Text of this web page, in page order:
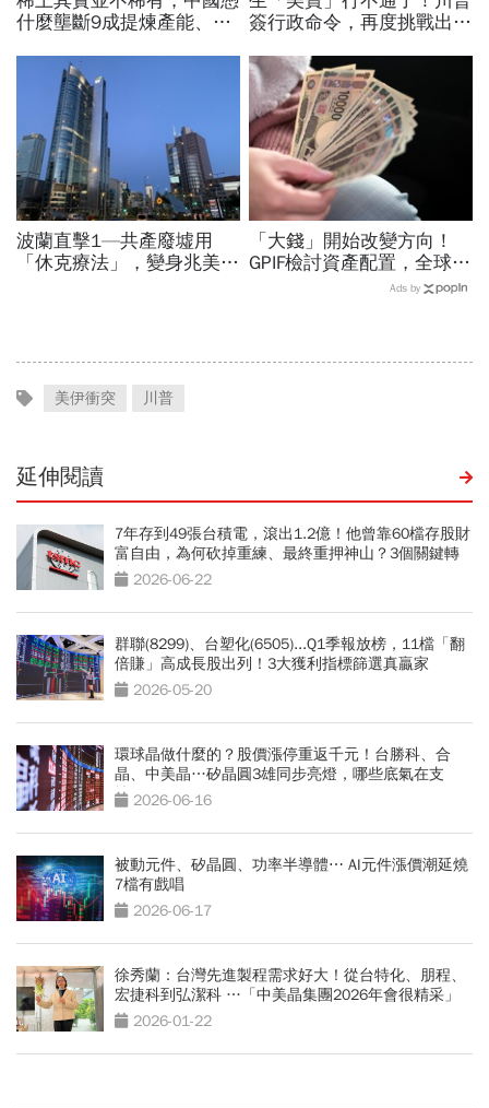
什麼壟斷9成提煉產能、掐
美中角力下，台灣最該擔心
簽行政命令，再度挑戰出生
允許花錢買進美國的資格
波蘭直擊1—共產廢墟用
「休克療法」，變身兆美元
「大錢」開始改變方向！
GPIF檢討資產配置，全球資
金流向恐迎重大變局
Ads by
美伊衝突 川普
延伸閱讀
7年存到49張台積電，滾出1.2億！他曾靠60檔存股財
富自由，為何砍掉重練、最終重押神山？3個關鍵轉
折 2026-06-22
群聯(8299)、台塑化(6505)...Q1季報放榜，11檔「翻
倍賺」高成長股出列！3大獲利指標篩選真贏家
2026-05-20
環球晶做什麼的？股價漲停重返千元！台勝科、合
晶、中美晶…矽晶圓3雄同步亮燈，哪些底氣在支
撐？2026-06-16
被動元件、矽晶圓、功率半導體⋯ AI元件漲價潮延燒
7檔有戲唱
2026-06-17
徐秀蘭：台灣先進製程需求好大！從台特化、朋程、
宏捷科到弘潔科 …「中美晶集團2026年會很精采」
2026-01-22